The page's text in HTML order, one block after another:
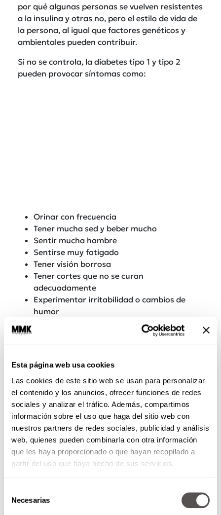
Esta página web usa cookies
Las cookies de este sitio web se usan para personalizar
el contenido y los anuncios, ofrecer funciones de redes
sociales y analizar el tráfico. Además, compartimos
información sobre el uso que haga del sitio web con
nuestros partners de redes sociales, publicidad y análisis
web, quienes pueden combinarla con otra información
que les haya proporcionado o que hayan recopilado a
partir del uso que haya hecho de sus servicios.
Necesarias
por qué algunas personas se vuelven resistentes
a la insulina y otras no, pero el estilo de vida de
la persona, al igual que factores genéticos y
ambientales pueden contribuir.
Si no se controla, la diabetes tipo 1 y tipo 2
pueden provocar síntomas como:
Orinar con frecuencia
Tener mucha sed y beber mucho
Sentir mucha hambre
Sentirse muy fatigado
Tener visión borrosa
Tener cortes que no se curan
adecuadamente
Experimentar irritabilidad o cambios de
humor
Pérdida de peso involuntaria.
Tener entumecimiento y hormigueo en las
Aunque muchos de los síntomas de la diabetes
tipo 1 y tipo 2 son similares, se presentan de
formas muy diferentes. Los síntomas de la
diabetes tipo 1 se desarrollan rápidamente,
generalmente en el transcurso de varias
semanas. Muchas personas con diabetes tipo 2
no tendrán síntomas durante muchos años y, a
menudo, sus síntomas se desarrollan
Incluso algunas personas no presentan ningún
síntoma y no descubren que tienen la